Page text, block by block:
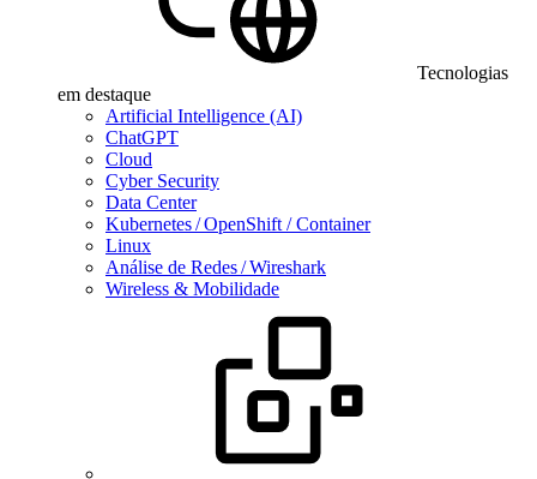
Tecnologias
em destaque
Artificial Intelligence (AI)
ChatGPT
Cloud
Cyber Security
Data Center
Kubernetes / OpenShift / Container
Linux
Análise de Redes / Wireshark
Wireless & Mobilidade